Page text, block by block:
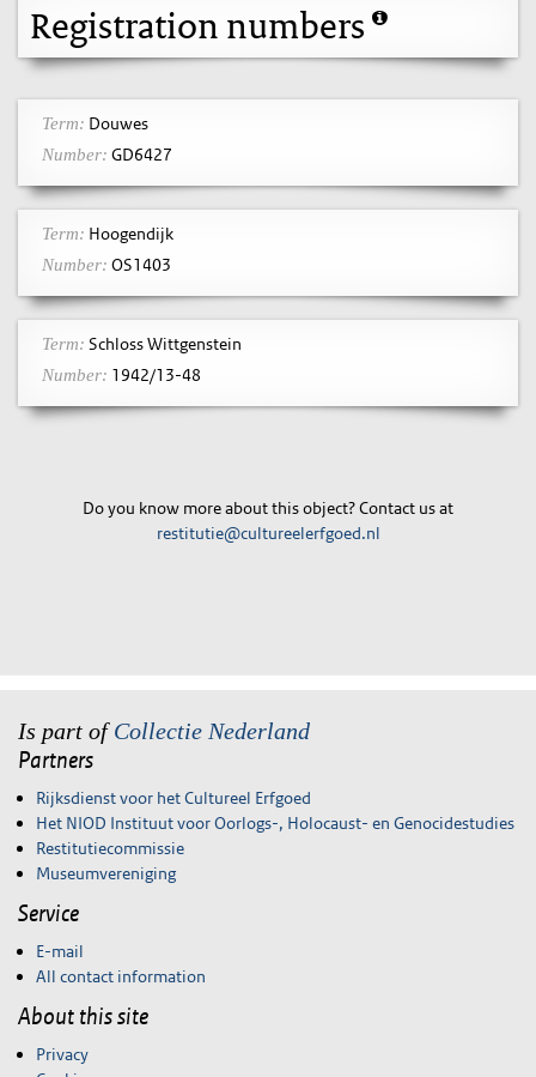
Registration numbers
Term: Douwes
Number: GD6427
Term: Hoogendijk
Number: OS1403
Term: Schloss Wittgenstein
Number: 1942/13-48
Do you know more about this object? Contact us at
restitutie@cultureelerfgoed.nl
Is part ofCollectie Nederland
Partners
Rijksdienst voor het Cultureel Erfgoed
Het NIOD Instituut voor Oorlogs-, Holocaust- en Genocidestudies
Restitutiecommissie
Museumvereniging
Service
E-mail
All contact information
About this site
Privacy